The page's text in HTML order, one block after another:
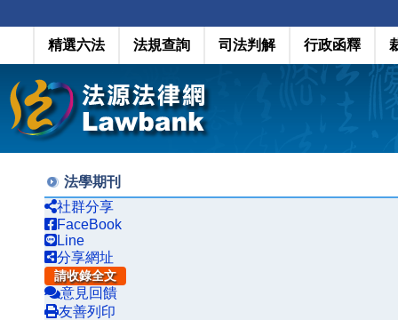
精選六法 法規查詢 司法判解 行政函釋
法學期刊
社群分享
FaceBook
Line
分享網址
請收錄全文
意見回饋
友善列印